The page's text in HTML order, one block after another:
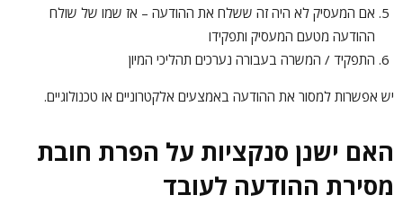
אם המעסיק לא היה זה ששלח את ההודעה – אז שמו של שולח
ההודעה מטעם המעסיק ותפקידו
התפקיד / המשרה בעבורה נערכים תהליכי המיון
יש אפשרות למסור את ההודעה באמצעים אלקטרוניים או טכנולוגיים.
האם ישנן סנקציות על הפרת חובת
מסירת ההודעה לעובד